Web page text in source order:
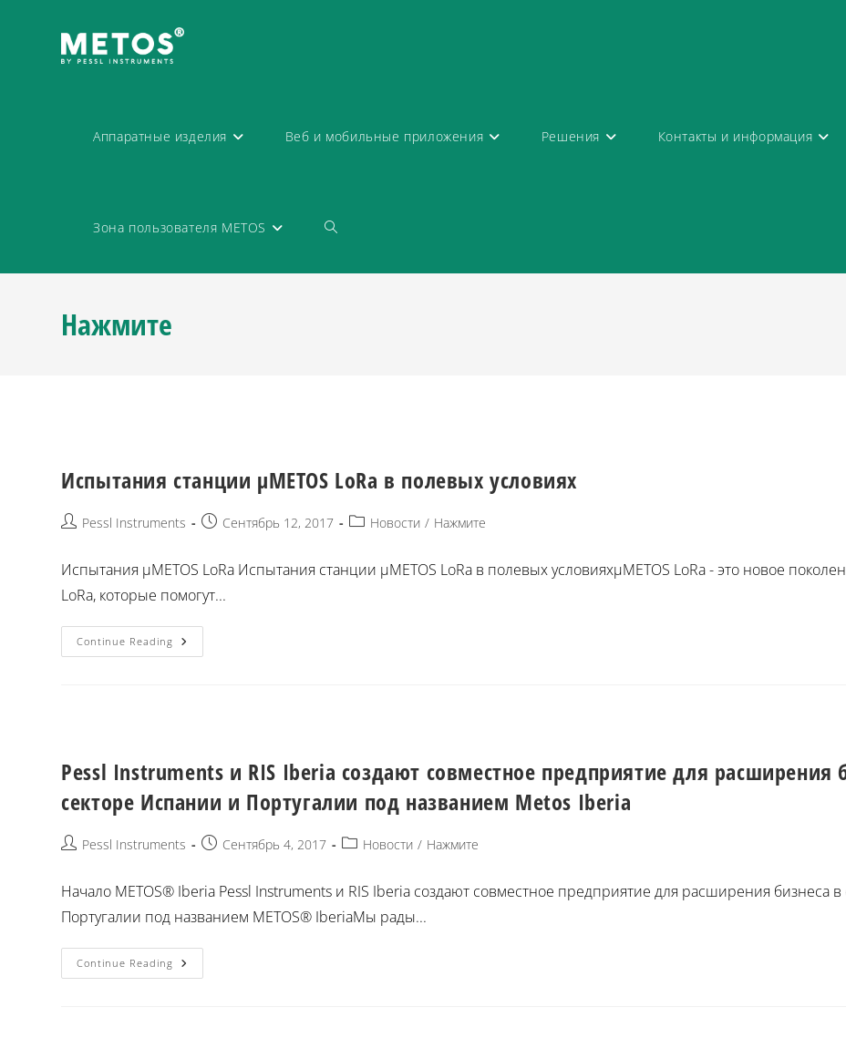
Аппаратные изделия Веб и мобильные приложения Решения Контакты и информация
Зона пользователя METOS
Нажмите
Испытания станции µMETOS LoRa в полевых условиях
Pessl Instruments Сентябрь 12, 2017 Новости / Нажмите
Испытания µMETOS LoRa Испытания станции µMETOS LoRa в полевых условияхµMETOS LoRa - это новое
LoRa, которые помогут...
Continue Reading
Pessl Instruments и RIS Iberia создают совместное предприятие для расширения
секторе Испании и Португалии под названием Metos Iberia
Pessl Instruments Сентябрь 4, 2017 Новости / Нажмите
Начало METOS® Iberia Pessl Instruments и RIS Iberia создают совместное предприятие для расширения бизнеса
Португалии под названием METOS® IberiaМы рады...
Continue Reading